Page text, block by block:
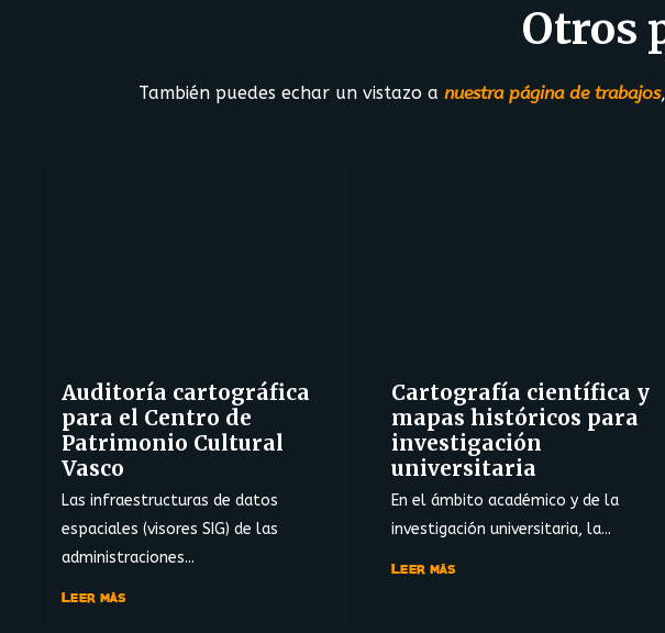
Otros
También puedes echar un vistazo a nuestra página de trabajos
Auditoría cartográfica
para el Centro de
Patrimonio Cultural
Vasco
Las infraestructuras de datos
espaciales (visores SIG) de las
administraciones...
Leer más
Cartografía científica y
mapas históricos para
investigación
universitaria
En el ámbito académico y de la
investigación universitaria, la...
Leer más